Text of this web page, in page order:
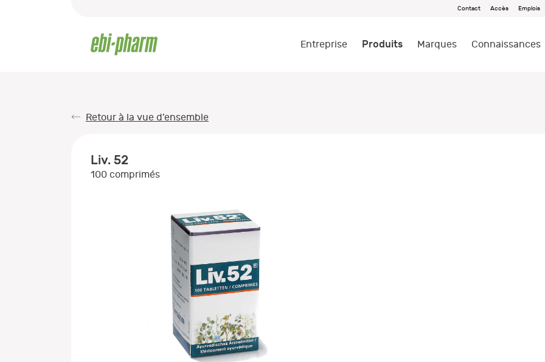
Contact Accès Emplois
Entreprise Produits Marques Connaissances
Retour à la vue d’ensemble
Liv. 52
100 comprimés